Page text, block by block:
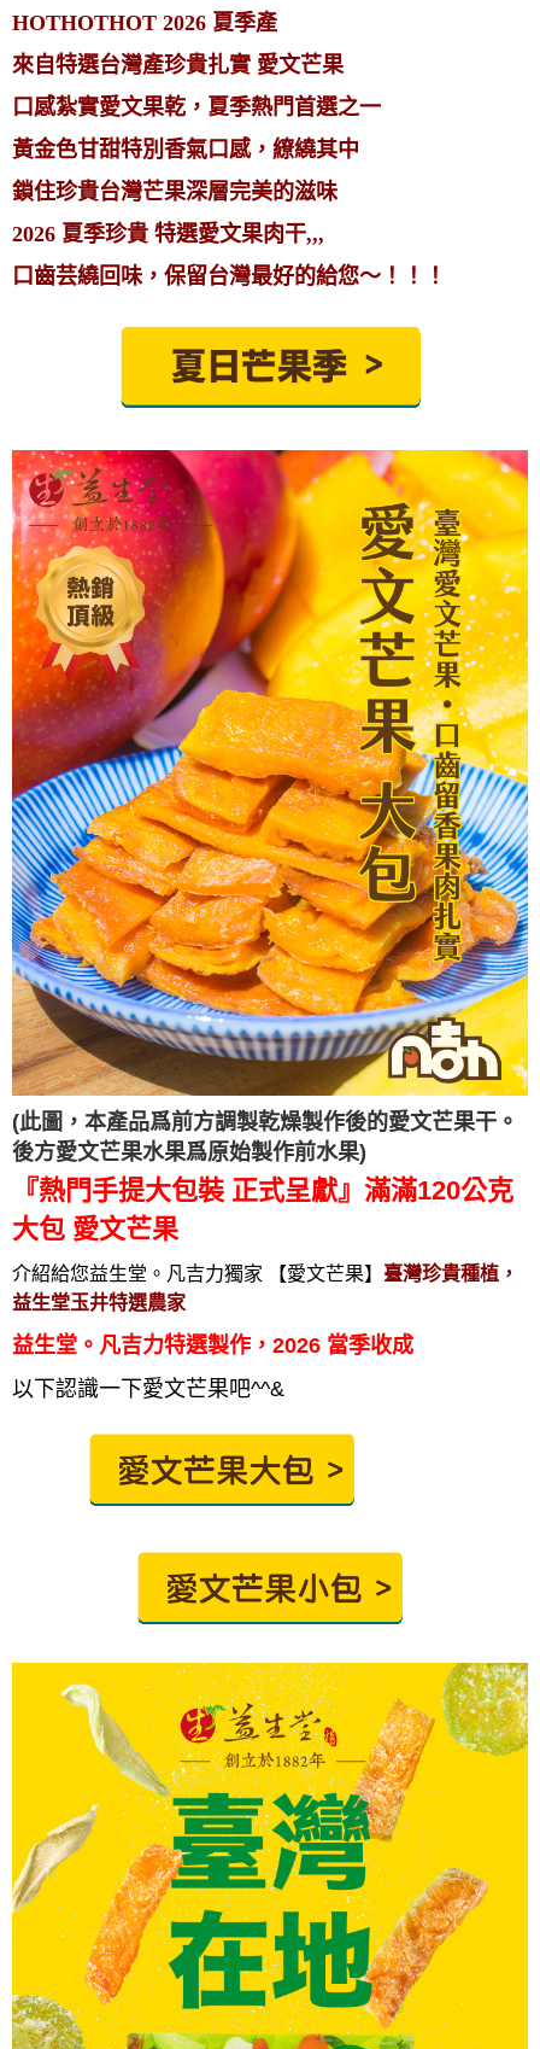
HOTHOTHOT 2026 夏季產
來自特選台灣產珍貴扎實 愛文芒果
口感紮實愛文果乾，夏季熱門首選之一
黃金色甘甜特別香氣口感，繚繞其中
鎖住珍貴台灣芒果深層完美的滋味
2026 夏季珍貴 特選愛文果肉干,,,
口齒芸繞回味，保留台灣最好的給您～！！！
(此圖，本產品爲前方調製乾燥製作後的愛文芒果干。
後方愛文芒果水果爲原始製作前水果)
『熱門手提大包裝 正式呈獻』滿滿120公克
大包 愛文芒果
介紹給您益生堂。凡吉力獨家 【愛文芒果】 臺灣珍貴種植，
益生堂玉井特選農家
益生堂。凡吉力特選製作，2026 當季收成
以下認識一下愛文芒果吧^^&